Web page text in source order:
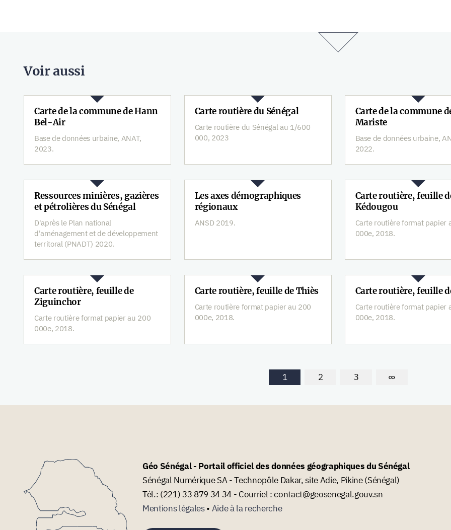
Voir aussi
Carte de la commune de Hann
Bel-Air
Base de données urbaine, ANAT,
2023.
Carte routière du Sénégal
Carte routière du Sénégal au 1/600
000, 2023
Carte de la commune
Mariste
Base de données urbaine,
2022.
Ressources minières, gazières
et pétrolières du Sénégal
D'après le Plan national
d'aménagement et de développement
territoral (PNADT) 2020.
Les axes démographiques
régionaux
ANSD 2019.
Carte routière, feuille
Kédougou
Carte routière format papier
000e, 2018.
Carte routière, feuille de
Ziguinchor
Carte routière format papier au 200
000e, 2018.
Carte routière, feuille de Thiès
Carte routière format papier au 200
000e, 2018.
Carte routière, feuille
Carte routière format papier
000e, 2018.
1 2 3 ∞
Géo Sénégal - Portail officiel des données géographiques du Sénégal
Sénégal Numérique SA - Technopôle Dakar, site Adie, Pikine (Sénégal)
Tél.: (221) 33 879 34 34 - Courriel : contact@geosenegal.gouv.sn
Mentions légales• Aide à la recherche